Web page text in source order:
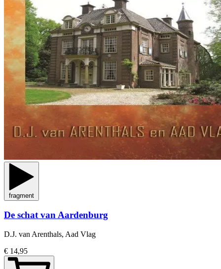
fragment
De schat van Aardenburg
D.J. van Arenthals, Aad Vlag
€ 14,95